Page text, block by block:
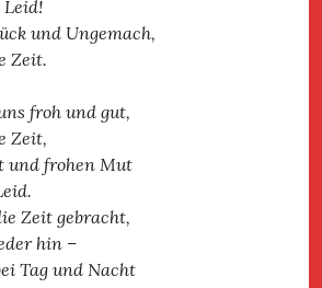
und Ungemach,
Zeit.
froh und gut,
Zeit,
und frohen Mut
Zeit gebracht,
hin –
Tag und Nacht